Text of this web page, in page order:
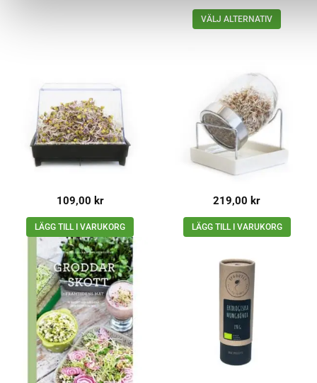
VÄLJ ALTERNATIV
109,00 kr
LÄGG TILL I VARUKORG
219,00 kr
LÄGG TILL I VARUKORG